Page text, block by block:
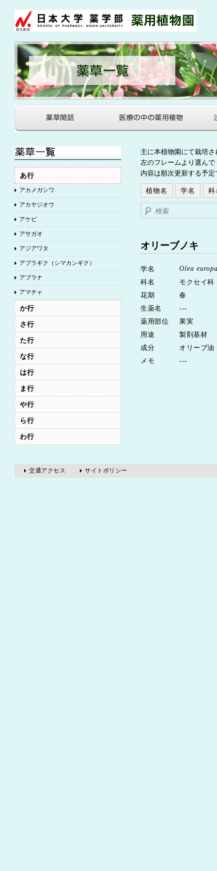
主に本植物園にて栽培
左のフレームより選ん
内容は順次更新する予定
植物名 学名 科
検索
オリーブノキ
学名 Olea
科名
モクセイ
花期
春
生薬名
---
薬用部位
果実
用途
製剤基材
成分
オリーブ油
メモ
---
あ行
アカメガシワ
アカヤジオウ
アケビ
アサガオ
アジアワタ
アブラギク（シマカンギク）
アブラナ
アマチャ
アーティチョーク
イチョウ
イヌサフラン
インドジャボク
ウイキョウ
ウコン
ウメ
ウラルカンゾウ
エビスグサ
エンジュ
か行
さ行
た行
な行
は行
ま行
や行
ら行
わ行
交通アクセス サイトポリシー